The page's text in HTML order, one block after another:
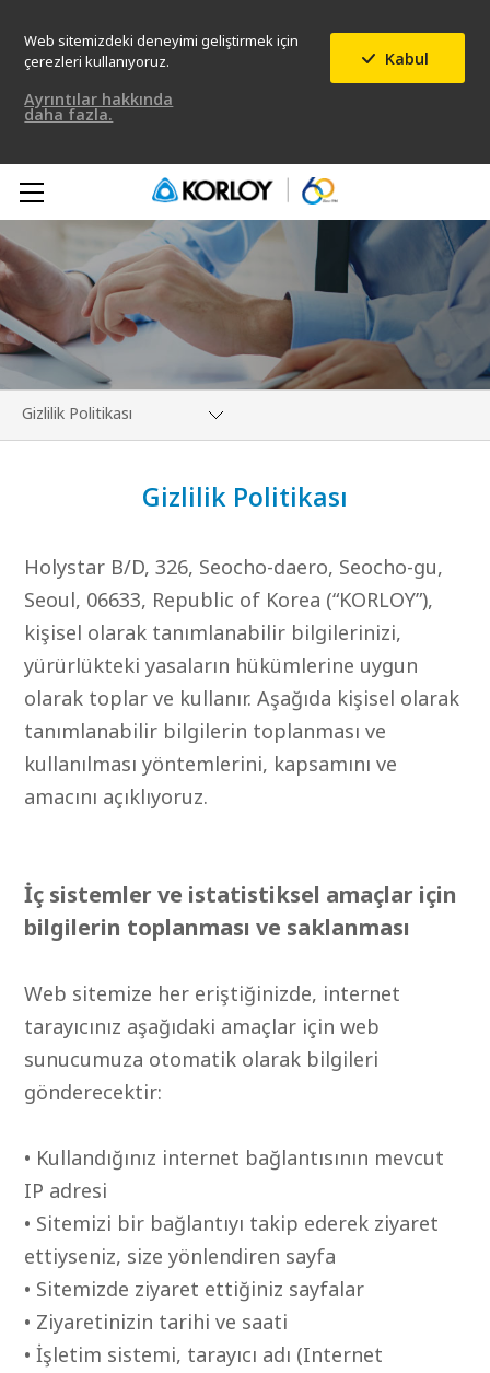
Web sitemizdeki deneyimi geliştirmek için
çerezleri kullanıyoruz.
Kabul
Ayrıntılar hakkında
daha fazla.
Gizlilik Politikası
Gizlilik Politikası
Holystar B/D, 326, Seocho-daero, Seocho-gu,
Seoul, 06633, Republic of Korea (“KORLOY”),
kişisel olarak tanımlanabilir bilgilerinizi,
yürürlükteki yasaların hükümlerine uygun
olarak toplar ve kullanır. Aşağıda kişisel olarak
tanımlanabilir bilgilerin toplanması ve
kullanılması yöntemlerini, kapsamını ve
amacını açıklıyoruz.
İç sistemler ve istatistiksel amaçlar için
bilgilerin toplanması ve saklanması
Web sitemize her eriştiğinizde, internet
tarayıcınız aşağıdaki amaçlar için web
sunucumuza otomatik olarak bilgileri
gönderecektir:
• Kullandığınız internet bağlantısının mevcut
IP adresi
• Sitemizi bir bağlantıyı takip ederek ziyaret
ettiyseniz, size yönlendiren sayfa
• Sitemizde ziyaret ettiğiniz sayfalar
• Ziyaretinizin tarihi ve saati
• İşletim sistemi, tarayıcı adı (Internet